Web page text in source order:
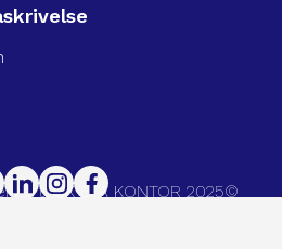
UK ETA KONTOR 2025©